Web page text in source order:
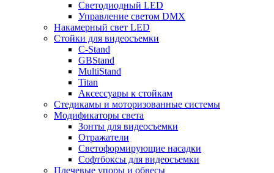
Светодиодный LED
Управление светом DMX
Накамерный свет LED
Стойки для видеосъемки
C-Stand
GBStand
MultiStand
Titan
Аксессуары к стойкам
Стедикамы и моторизованные системы
Модификаторы света
Зонты для видеосъемки
Отражатели
Светоформирующие насадки
Софтбоксы для видеосъемки
Плечевые упоры и обвесы